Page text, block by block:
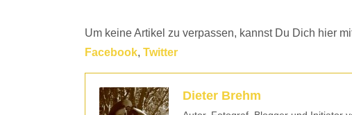
Um keine Artikel zu verpassen, kannst Du Dich hier
Facebook, Twitter
Dieter Brehm